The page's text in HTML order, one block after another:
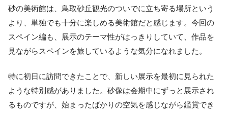
砂の美術館は、鳥取砂丘観光のついでに立ち寄る場所という
より、単独でも十分に楽しめる美術館だと感じます。今回の
スペイン編も、展示のテーマ性がはっきりしていて、作品を
見ながらスペインを旅しているような気分になれました。
特に初日に訪問できたことで、新しい展示を最初に見られた
ような特別感がありました。砂像は会期中にずっと展示され
るものですが、始まったばかりの空気を感じながら鑑賞でき